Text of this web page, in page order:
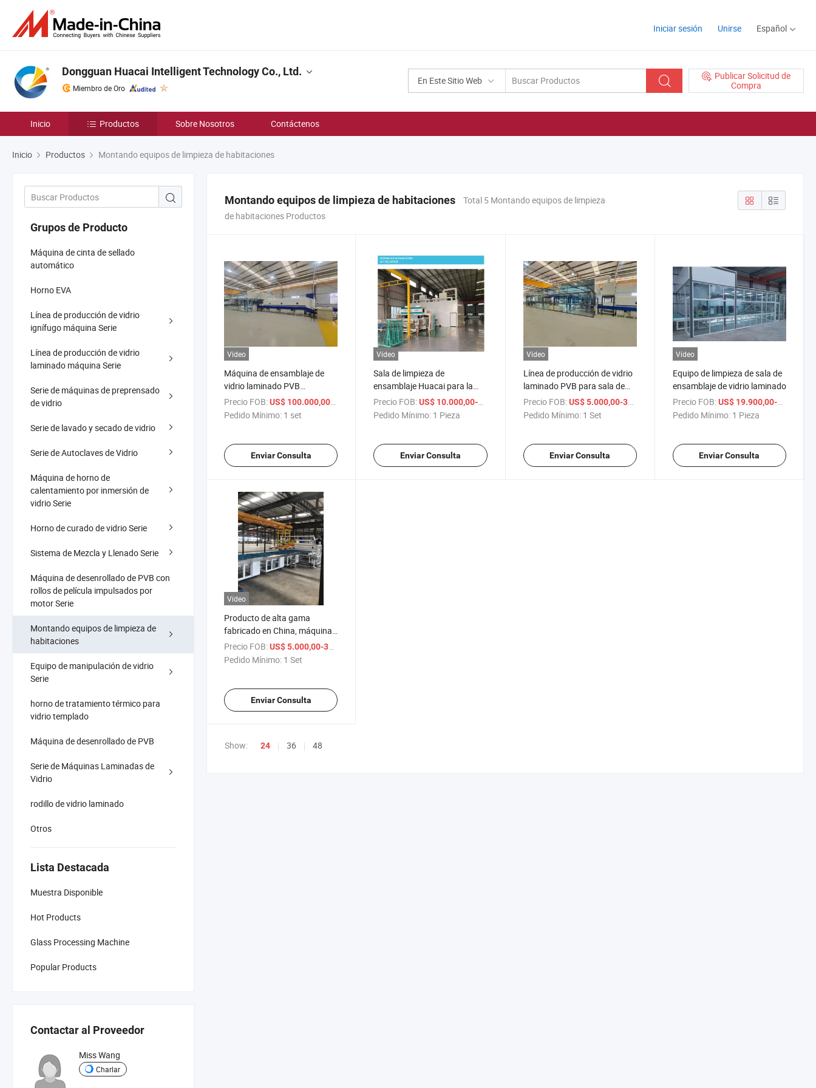
Iniciar sesión Unirse Español
En Este Sitio Web
Publicar Solicitud de
Compra
Dongguan Huacai Intelligent Technology Co., Ltd.
Miembro de Oro
Inicio Productos Sobre Nosotros Contáctenos
Inicio Productos Montando equipos de limpieza de habitaciones
Grupos de Producto
Máquina de cinta de sellado
automático
Horno EVA
Línea de producción de vidrio
ignífugo máquina Serie
Línea de producción de vidrio
laminado máquina Serie
Serie de máquinas de preprensado
de vidrio
Serie de lavado y secado de vidrio
Serie de Autoclaves de Vidrio
Máquina de horno de
calentamiento por inmersión de
vidrio Serie
Horno de curado de vidrio Serie
Sistema de Mezcla y Llenado Serie
Máquina de desenrollado de PVB con
rollos de película impulsados por
motor Serie
Montando equipos de limpieza de
habitaciones
Equipo de manipulación de vidrio
Serie
horno de tratamiento térmico para
vidrio templado
Máquina de desenrollado de PVB
Serie de Máquinas Laminadas de
Vidrio
rodillo de vidrio laminado
Otros
Lista Destacada
Muestra Disponible
Hot Products
Glass Processing Machine
Popular Products
Contactar al Proveedor
Miss Wang
Charlar
Montando equipos de limpieza de habitaciones
Total 5 Montando equipos de limpieza
de habitaciones Productos
Vídeo
Máquina de ensamblaje de
vidrio laminado PVB
totalmente automática para
vidrio laminado procesado
Precio FOB:US$ 100.000,00-300.000,00
/ set
Pedido Mínimo: 1 set
Enviar Consulta
Vídeo
Sala de limpieza de
ensamblaje Huacai para la
producción de máquinas de
vidrio laminado
Precio FOB: US$ 10.000,00-50.000,00
/ Pieza
Pedido Mínimo: 1 Pieza
Enviar Consulta
Vídeo
Línea de producción de vidrio
laminado PVB para sala de
ensamblaje
Precio FOB: US$ 5.000,00-300.000,00
/ Set
Pedido Mínimo: 1 Set
Enviar Consulta
Vídeo
Equipo de limpieza de sala de
ensamblaje de vidrio laminado
Precio FOB: US$ 19.900,00-150.000,00
Pedido Mínimo: 1 Pieza
Enviar Consulta
Vídeo
Producto de alta gama
fabricado en China, máquina
de procesamiento y
fabricación de vidrio templado
Precio FOB:US$ 5.000,00-300.000,00
Pedido Mínimo: 1 Set
Enviar Consulta
Show: 24 36 48